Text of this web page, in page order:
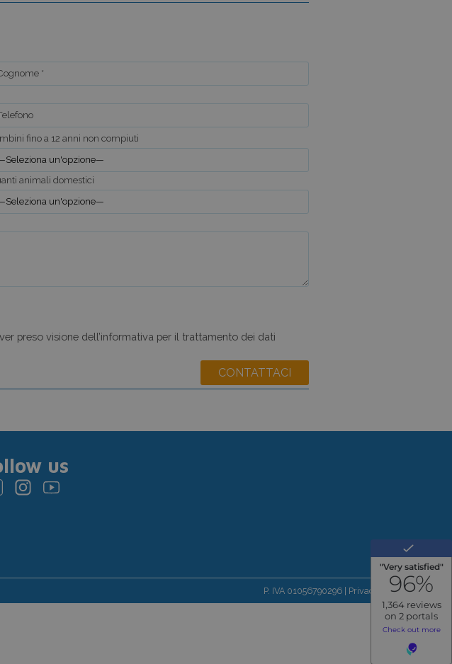
*
fino a 12 anni non compiuti
animali domestici
preso visione dell’informativa per il trattamento dei dati
us
P. IVA 01056790296 | Privacy policy